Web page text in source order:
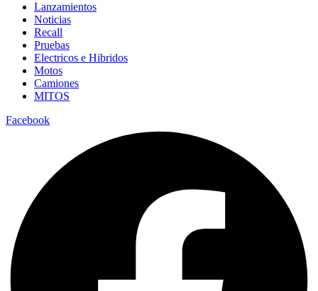
Lanzamientos
Noticias
Recall
Pruebas
Electricos e Hibridos
Motos
Camiones
MITOS
Facebook